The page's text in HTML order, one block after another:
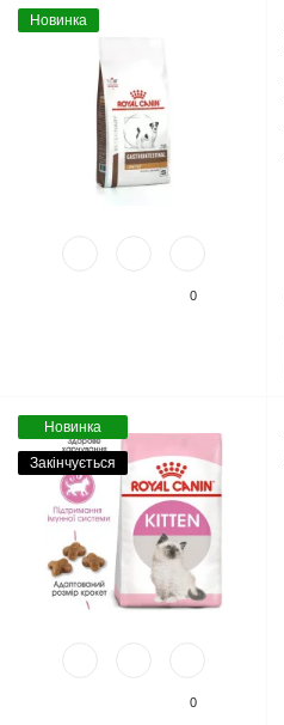
Новинка
0
Новинка
Закінчується
0